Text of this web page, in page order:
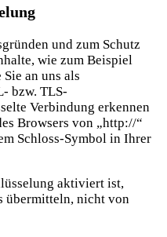
und zum Schutz
wie zum Beispiel
an uns als
bzw. TLS-
Verbindung erkennen
Browsers von „http://“
Schloss-Symbol in Ihrer
aktiviert ist,
übermitteln, nicht von